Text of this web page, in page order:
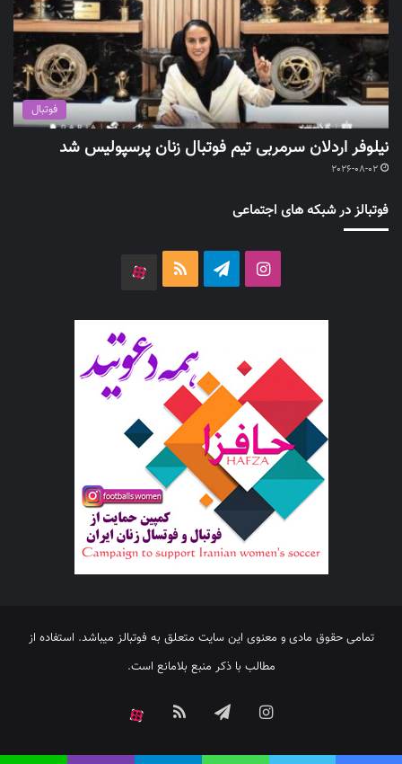
فوتبال
نیلوفر اردلان سرمربی تیم فوتبال زنان پرسپولیس شد
2026-08-02
فوتبالز در شبکه های اجتماعی
اینستاگرامتلگرام خوراک
تمامی حقوق مادی و معنوی این سایت متعلق به فوتبالز میباشد. استفاده از
مطالب با ذکر منبع بلامانع است.
اینستاگرامتلگرام خوراک